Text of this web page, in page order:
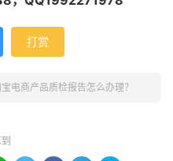
打赏
宝电商产品质检报告怎么办理？